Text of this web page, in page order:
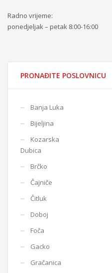
Radno vrijeme:
ponedjeljak – petak 8:00-16:00
PRONAĐITE POSLOVNICU
Banja Luka
Bijeljina
Kozarska
Dubica
Brčko
Čajniče
Čitluk
Doboj
Foča
Gacko
Gračanica